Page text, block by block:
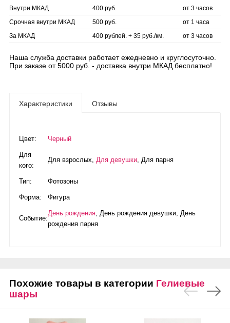
Внутри МКАД 400 руб.
от 3 часов
Срочная внутри МКАД
500 руб.
от 1 часа
За МКАД
400 рублей. + 35 руб./км. от 3 часов
Наша служба доставки работает ежедневно и круглосуточно.
При заказе от 5000 руб. - доставка внутри МКАД бесплатно!
Характеристики Отзывы
Цвет: Черный
Для
кого:
Для взрослых Для девушки Для парня
Тип: Фотозоны
Форма: Фигура
Событие:
День рождения День рождения девушки День
рождения парня
Похожие товары в категории Гелиевые
шары